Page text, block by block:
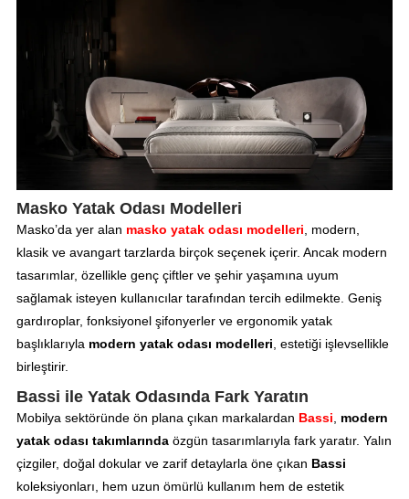
Masko Yatak Odası Modelleri
Masko’da yer alan masko yatak odası modelleri , modern,
klasik ve avangart tarzlarda birçok seçenek içerir. Ancak modern
tasarımlar, özellikle genç çiftler ve şehir yaşamına uyum
sağlamak isteyen kullanıcılar tarafından tercih edilmekte. Geniş
gardıroplar, fonksiyonel şifonyerler ve ergonomik yatak
başlıklarıyla modern yatak odası modelleri , estetiği işlevsellikle
birleştirir.
Bassi ile Yatak Odasında Fark Yaratın
Mobilya sektöründe ön plana çıkan markalardan Bassi
modern
yatak odası takımlarındaözgün tasarımlarıyla fark yaratır. Yalın
çizgiler, doğal dokular ve zarif detaylarla öne çıkan Bassi
koleksiyonları, hem uzun ömürlü kullanım hem de estetik